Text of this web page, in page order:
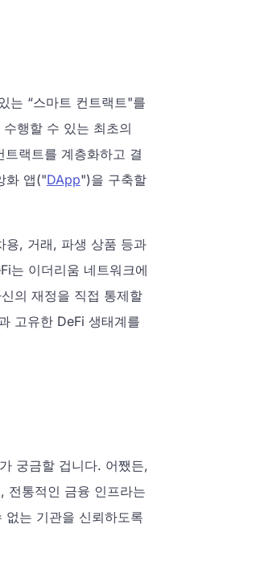
는 “스마트 컨트랙트"를
행할 수 있는 최초의
랙트를 계층화하고 결
화 앱("DApp")을 구축할
용, 거래, 파생 상품 등과
는 이더리움 네트워크에
의 재정을 직접 통제할
고유한 DeFi 생태계를
궁금할 겁니다. 어쨌든,
전통적인 금융 인프라는
는 기관을 신뢰하도록